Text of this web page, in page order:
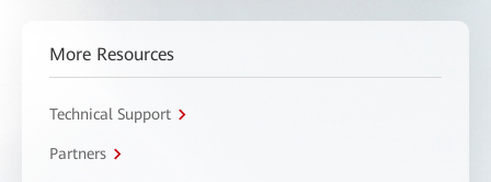
More Resources
Technical Support
Partners